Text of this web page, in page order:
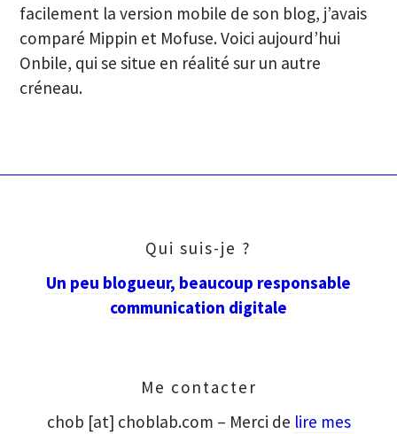
facilement la version mobile de son blog, j’avais
comparé Mippin et Mofuse. Voici aujourd’hui
Onbile, qui se situe en réalité sur un autre
créneau.
Qui suis-je ?
Un peu blogueur, beaucoup responsable
communication digitale
Me contacter
chob [at] choblab.com – Merci de lire mes